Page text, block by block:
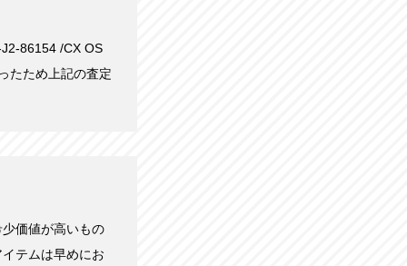
86154 /CX OS
たため上記の査定
価値が高いもの
テムは早めにお